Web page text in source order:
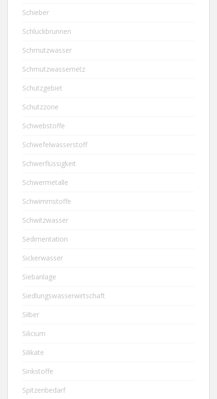
Schieber
Schluckbrunnen
Schmutzwasser
Schmutzwassernetz
Schutzgebiet
Schutzzone
Schwebstoffe
Schwefelwasserstoff
Schwerflüssigkeit
Schwermetalle
Schwimmstoffe
Schwitzwasser
Sedimentation
Sickerwasser
Siebanlage
Siedlungswasserwirtschaft
Silber
Silicium
Silikate
Sinkstoffe
Spitzenbedarf